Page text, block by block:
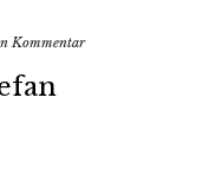
Kommentar